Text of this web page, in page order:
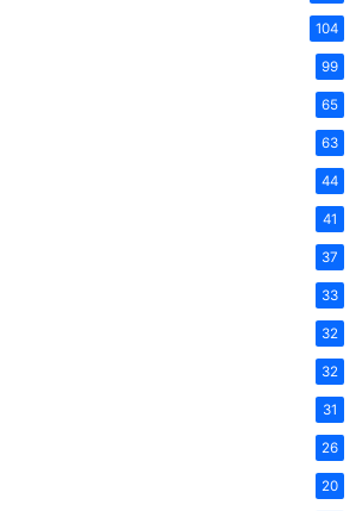
104
99
65
63
44
41
37
33
32
32
31
26
20